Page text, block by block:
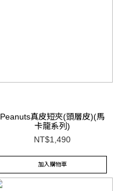
Peanuts真皮短夾(頭層皮)(馬
卡龍系列)
NT$1,490
加入購物車